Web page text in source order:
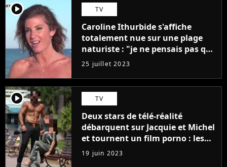
player2 TV
Caroline Ithurbide s'affiche
totalement nue sur une plage
naturiste : "je ne pensais pas que
j'arriverais à le faire..."
25 juillet 2023
player2 TV
Deux stars de télé-réalité
débarquent sur Jacquie et Michel
et tournent un film porno : les
premières images du tournage
(exclu)
19 juin 2023